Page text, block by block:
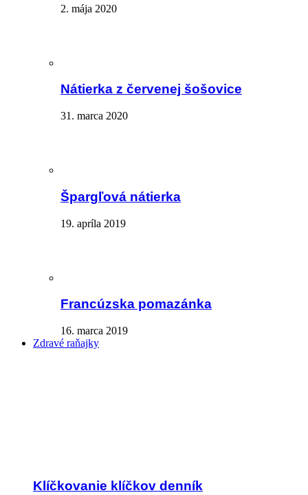
2. mája 2020
Nátierka z červenej šošovice
31. marca 2020
Špargľová nátierka
19. apríla 2019
Francúzska pomazánka
16. marca 2019
Zdravé raňajky
Klíčkovanie klíčkov denník